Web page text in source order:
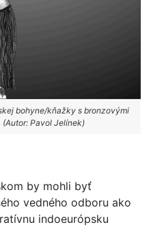
bohyne/kňažky s bronzovými
(Autor: Pavol Jelínek)
by mohli byť
vedného odboru ako
indoeurópsku